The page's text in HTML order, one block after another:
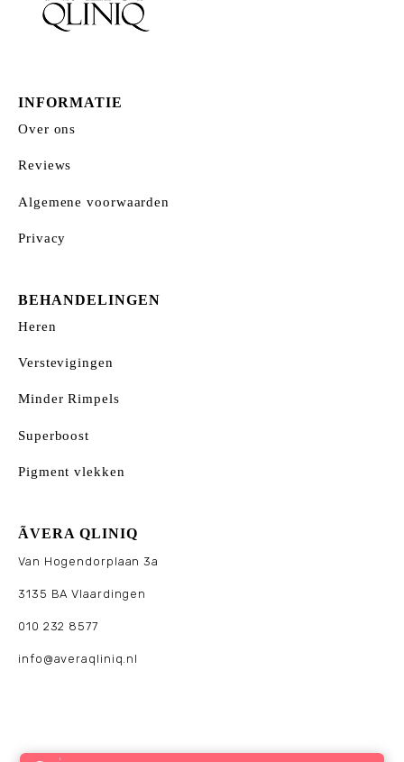
INFORMATIE
Over ons
Reviews
Algemene voorwaarden
Privacy
BEHANDELINGEN
Heren
Verstevigingen
Minder Rimpels
Superboost
Pigment vlekken
ÃVERA QLINIQ
Van Hogendorplaan 3a
3135 BA Vlaardingen
010 232 8577
info@averaqliniq.nl